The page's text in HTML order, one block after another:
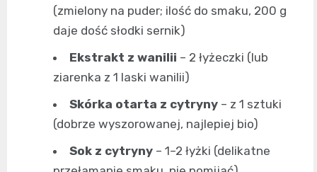
(zmielony na puder; ilość do smaku, 200 g
daje dość słodki sernik)
Ekstrakt z wanilii – 2 łyżeczki (lub
ziarenka z 1 laski wanilii)
Skórka otarta z cytryny – z 1 sztuki
(dobrze wyszorowanej, najlepiej bio)
Sok z cytryny – 1–2 łyżki (delikatne